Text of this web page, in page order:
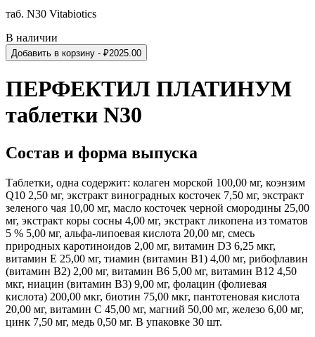
таб. N30 Vitabiotics
В наличии
Добавить в корзину - ₽2025.00
ПЕРФЕКТИЛ ПЛАТИНУМ
таблетки N30
Состав и форма выпуска
Таблетки, одна содержит: колаген морской 100,00 мг, коэнзим
Q10 2,50 мг, экстракт виноградных косточек 7,50 мг, экстракт
зеленого чая 10,00 мг, масло косточек черной смородины 25,00
мг, экстракт коры сосны 4,00 мг, экстракт ликопена из томатов
5 % 5,00 мг, альфа-липоевая кислота 20,00 мг, смесь
природных каротиноидов 2,00 мг, витамин D3 6,25 мкг,
витамин Е 25,00 мг, тиамин (витамин В1) 4,00 мг, рибофлавин
(витамин В2) 2,00 мг, витамин В6 5,00 мг, витамин В12 4,50
мкг, ниацин (витамин В3) 9,00 мг, фолацин (фолиевая
кислота) 200,00 мкг, биотин 75,00 мкг, пантотеновая кислота
20,00 мг, витамин С 45,00 мг, магний 50,00 мг, железо 6,00 мг,
цинк 7,50 мг, медь 0,50 мг. В упаковке 30 шт.